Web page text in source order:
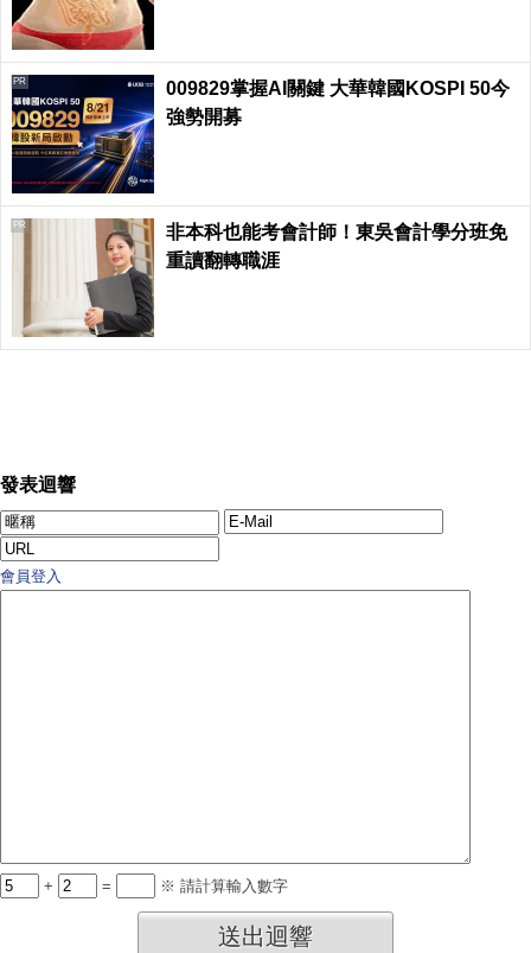
009829掌握AI關鍵 大華韓國KOSPI 50今
強勢開募
PR
非本科也能考會計師！東吳會計學分班免
重讀翻轉職涯
PR
發表迴響
會員登入
+ = ※ 請計算輸入數字
送出迴響